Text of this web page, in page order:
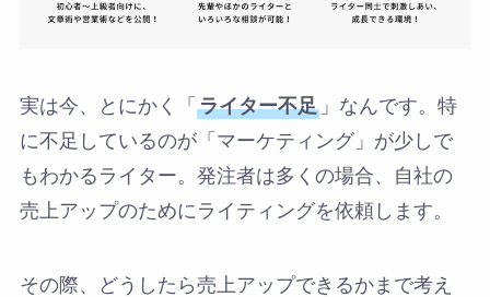
実は今、とにかく「 ライター不足」なんです。特
に不足しているのが「マーケティング」が少しで
もわかるライター。発注者は多くの場合、自社の
売上アップのためにライティングを依頼します。
その際、どうしたら売上アップできるかまで考え